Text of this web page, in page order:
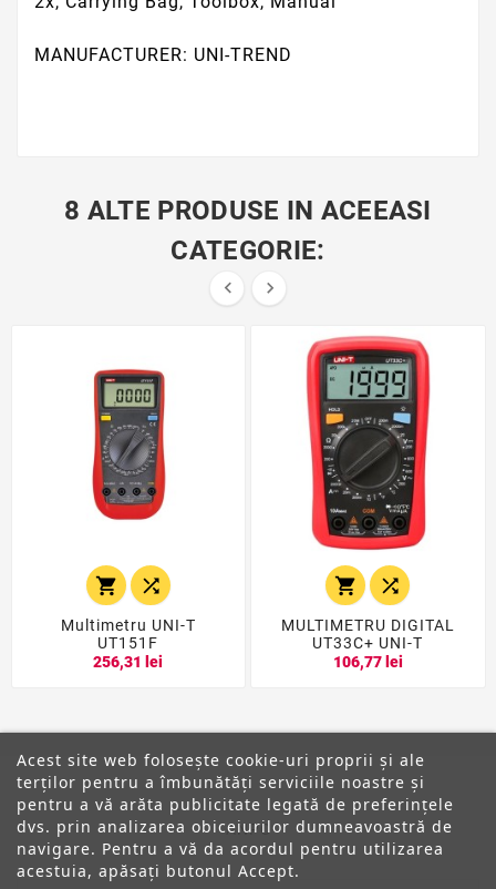
MANUFACTURER: UNI-TREND
8 ALTE PRODUSE IN ACEEASI
CATEGORIE:
 
 
Multimetru UNI-T
UT151F
256,31 lei
 
MULTIMETRU DIGITAL
UT33C+ UNI-T
106,77 lei
ANPC
Acest site web folosește cookie-uri proprii și ale
terților pentru a îmbunătăți serviciile noastre și
pentru a vă arăta publicitate legată de preferințele
dvs. prin analizarea obiceiurilor dumneavoastră de
navigare. Pentru a vă da acordul pentru utilizarea
acestuia, apăsați butonul Accept.